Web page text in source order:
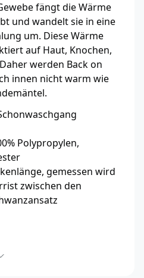
fängt die Wärme
und wandelt sie in eine
um. Diese Wärme
auf Haut, Knochen,
werden Back on
innen nicht warm wie
Polypropylen,
gemessen wird
zwischen den